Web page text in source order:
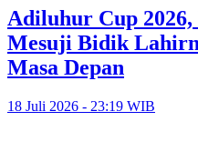
Adiluhur Cup
Mesuji Bidik
Masa Depan
18 Juli 2026 - 23:19 WIB